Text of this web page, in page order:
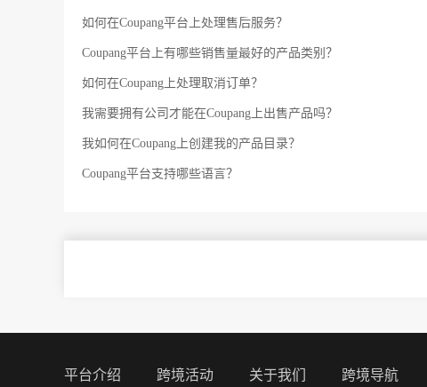
如何在Coupang平台上处理售后服务？
Coupang平台上有哪些销售量最好的产品类别？
如何在Coupang上处理取消订单？
我需要拥有公司才能在Coupang上出售产品吗？
我如何在Coupang上创建我的产品目录？
Coupang平台支持哪些语言？
平台介绍 跨境活动 关于我们 跨境导航